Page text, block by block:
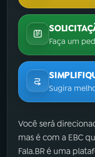
Faça um
Sugira
Você será
mas é com a EBC
Fala.BR é uma